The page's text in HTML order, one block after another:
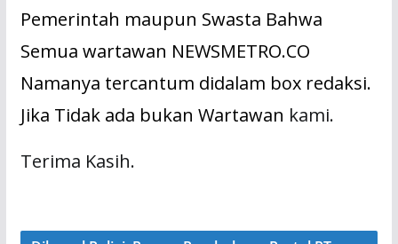
Pemerintah maupun Swasta Bahwa
Semua wartawan NEWSMETRO.CO
Namanya tercantum didalam box redaksi.
Jika Tidak ada bukan Wartawan kami.
Terima Kasih.